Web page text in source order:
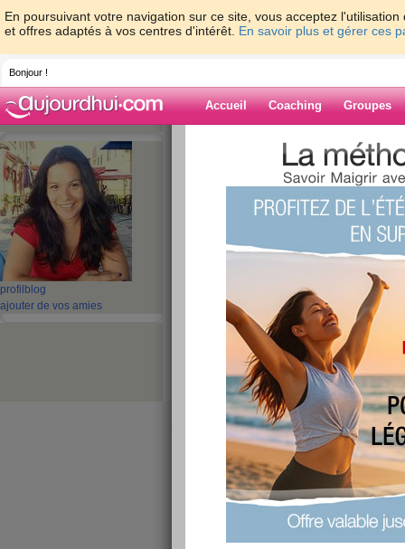
En poursuivant votre navigation sur ce site, vous acceptez
et offres adaptés à vos centres d'intérêt. En savoir plus et gérer ces
Bonjour !
Accueil Coaching Groupes
profil blog
ajouter de vos amies
>
> Cadeau
Blog de
Cadeau surprise
de cadeau
publié le 02/09/2008 à 08:10
Anniversaire, fête, évènement particulier,
l'année et vous
ne voulez plus offrir de cadeaux standards
ou une cravate pour monsieur.
Une seule idée en tête : trouver
Le Patissier, société implantée aux Etats